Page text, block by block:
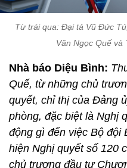
Từ trái qua: Đại tá Vũ Đức
Văn Ngọc Quế và
Nhà báo Diệu Bình:
Quế, từ những chủ
quyết, chỉ thị của Đảng
phòng, đặc biệt là Nghị
động gì đến việc Bộ đội
hiện Nghị quyết số 120
chủ trương đầu tư